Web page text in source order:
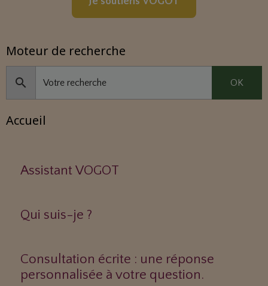
Moteur de recherche
OK
Accueil
Assistant VOGOT
Qui suis-je ?
Consultation écrite : une réponse
personnalisée à votre question.